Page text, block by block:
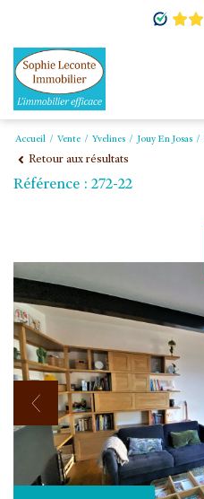
Accueil Vente Yvelines Jouy En Josas
Retour aux résultats
Référence : 272-22